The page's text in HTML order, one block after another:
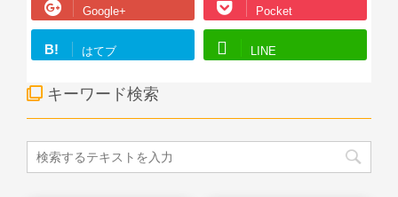
Google+ Pocket
B! はてブ LINE
キーワード検索